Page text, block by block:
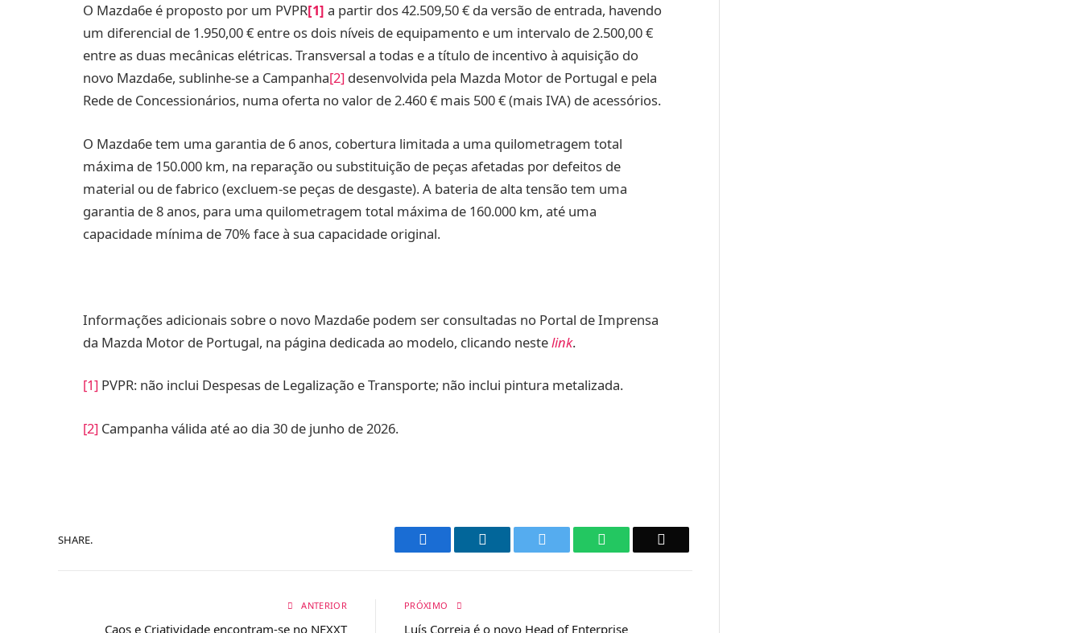
O Mazda6e é proposto por um PVPR[1] a partir dos 42.509,50 € da versão de entrada, havendo
um diferencial de 1.950,00 € entre os dois níveis de equipamento e um intervalo de 2.500,00 €
entre as duas mecânicas elétricas. Transversal a todas e a título de incentivo à aquisição do
novo Mazda6e, sublinhe-se a Campanha[2] desenvolvida pela Mazda Motor de Portugal e pela
Rede de Concessionários, numa oferta no valor de 2.460 € mais 500 € (mais IVA) de acessórios.
O Mazda6e tem uma garantia de 6 anos, cobertura limitada a uma quilometragem total
máxima de 150.000 km, na reparação ou substituição de peças afetadas por defeitos de
material ou de fabrico (excluem-se peças de desgaste). A bateria de alta tensão tem uma
garantia de 8 anos, para uma quilometragem total máxima de 160.000 km, até uma
capacidade mínima de 70% face à sua capacidade original.
Informações adicionais sobre o novo Mazda6e podem ser consultadas no Portal de Imprensa
da Mazda Motor de Portugal, na página dedicada ao modelo, clicando nestelink.
[1] PVPR: não inclui Despesas de Legalização e Transporte; não inclui pintura metalizada.
[2] Campanha válida até ao dia 30 de junho de 2026.
SHARE. Facebook LinkedIn WhatsApp
ANTERIOR
Caos e Criatividade encontram-se no NEXXT
PRÓXIMO
Luís Correia é o novo Head of Enterprise